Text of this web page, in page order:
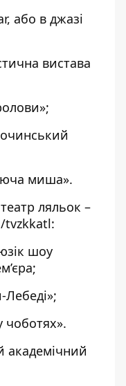
або в джазі
вистава
миша».
ляльок –
tvzkkatl:
шоу
Лебеді»;
чоботях».
академічний